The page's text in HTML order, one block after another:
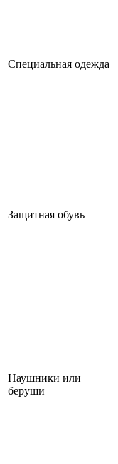
Специальная одежда
Защитная обувь
Наушники или
беруши